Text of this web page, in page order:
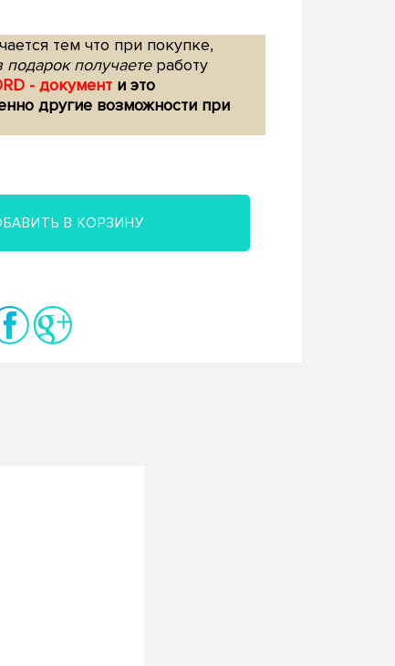
тем что при покупке,
получаетеработу
- документ и это
другие возможности при
В КОРЗИНУ